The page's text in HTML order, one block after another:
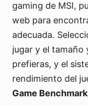
gaming de MSI,
web para
adecuada.
jugar y el tamaño
prefieras, y el
rendimiento del
Game